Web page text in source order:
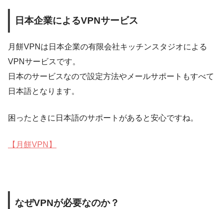
日本企業によるVPNサービス
月餅VPNは日本企業の有限会社キッチンスタジオによる
VPNサービスです。
日本のサービスなので設定方法やメールサポートもすべて
日本語となります。
困ったときに日本語のサポートがあると安心ですね。
【月餅VPN】
なぜVPNが必要なのか？